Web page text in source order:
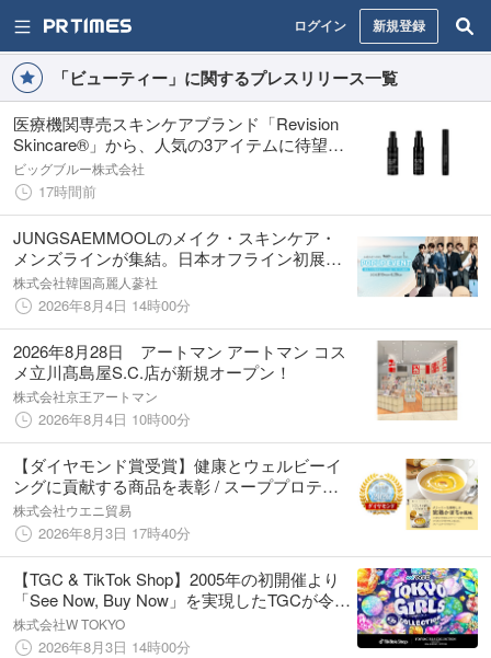
ログイン 新規登録
「ビューティー」に関するプレスリリース一覧
医療機関専売スキンケアブランド「Revision
Skincare®」から、人気の3アイテムに待望の
ミニサイズが登場！
ビッグブルー株式会社
17時間前
JUNGSAEMMOOLのメイク・スキンケア・
メンズラインが集結。日本オフライン初展開
アイテムをいち早く体験できるPOPUPが期間
限定開催
株式会社韓国高麗人蔘社
2026年8月4日 14時00分
2026年8月28日 アートマン アートマン コス
メ立川髙島屋S.C.店が新規オープン！
株式会社京王アートマン
2026年8月4日 10時00分
【ダイヤモンド賞受賞】健康とウェルビーイ
ングに貢献する商品を表彰​ / スーププロテイ
ン「SOU+YOU 完熟かぼちゃ風味」が​「食と
健康アワード2026」食品部門でダイヤモンド
賞を受賞​
株式会社ウエニ貿易
2026年8月3日 17時40分
【TGC & TikTok Shop】2005年の初開催より
「See Now, Buy Now」を実現したTGCが令和
の新消費ムーブメント創出。TikTok Shop日本
提供開始1周年記念で初コラボ！
株式会社W TOKYO
2026年8月3日 14時00分